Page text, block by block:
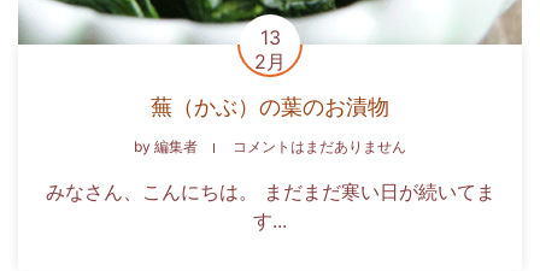
13
2月
蕪（かぶ）の葉のお漬物
by 編集者 コメントはまだありません
みなさん、こんにちは。 まだまだ寒い日が続いてま
す...